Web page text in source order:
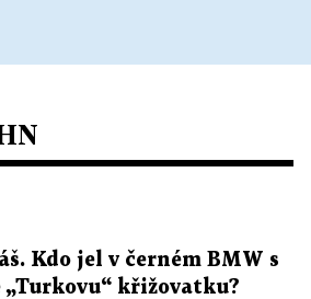
Kdo jel v černém BMW s
„Turkovu“ křižovatku?